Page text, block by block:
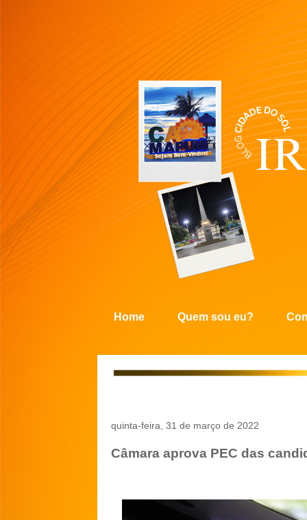
Home Quem sou eu?
quinta-feira, 31 de março de 2022
Câmara aprova PEC das